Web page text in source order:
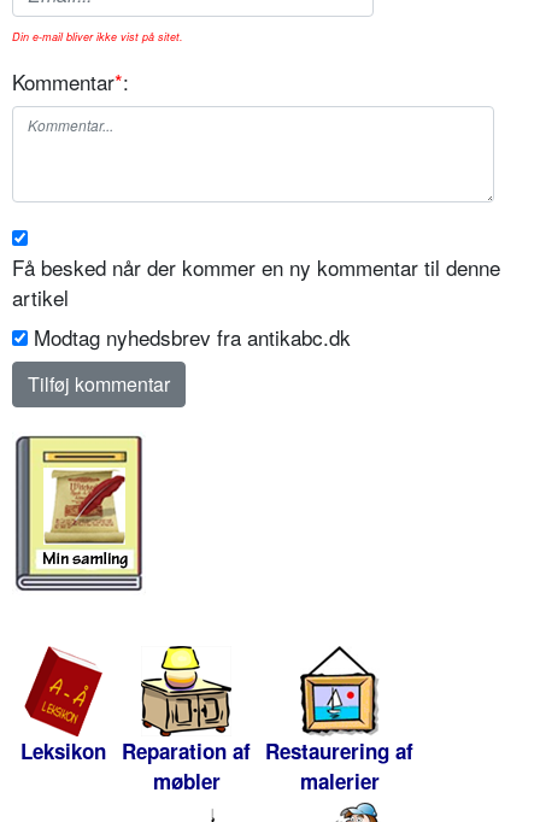
Din e-mail bliver ikke vist på sitet.
Kommentar*:
Få besked når der kommer en ny kommentar til denne
artikel
Modtag nyhedsbrev fra antikabc.dk
Leksikon Reparation af
møbler
Restaurering af
malerier